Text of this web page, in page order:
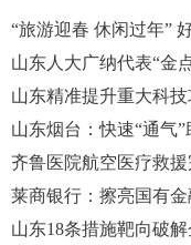
“旅游迎春 休闲过年”
山东人大广纳代表“金
山东精准提升重大科
山东烟台：快速“通气
齐鲁医院航空医疗救
莱商银行：擦亮国有
山东18条措施靶向破